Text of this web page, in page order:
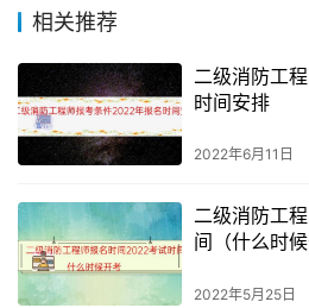
可以进行鉴定考试。
（1）上午理论/技能开考时间为
（2）下午理论/技能开考时间为：
试。请上午、下午参加理论考
08:30前到达考场等候考试；上午
午参加技能考核；下午参加理论考
相关推荐
二级消防工
时间安排
2022年6月11日
二级消防工
间（什么时候
2022年5月25日